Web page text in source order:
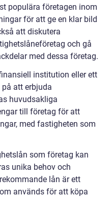
populära företagen inom
för att ge en klar bild
att diskutera
och gå
med dessa företag.
institution eller ett
att erbjuda
huvudsakliga
till företag för att
med fastigheten som
som företag kan
unika behov och
lån är ett
används för att köpa